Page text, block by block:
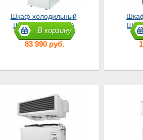
В корзину
Шкаф холодильный
ШХ-0,5 (CM105-S)
83 990 руб.
ШН-